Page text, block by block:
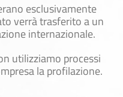
esclusivamente
verrà trasferito a un
internazionale.
utilizziamo processi
la profilazione.